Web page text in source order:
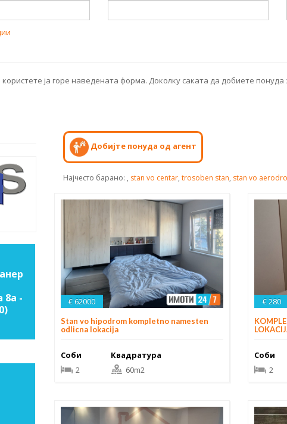
ја горе наведената форма. Доколку саката да добиете понуда
8a -
Добијте понуда од агент
Најчесто барано: , stan vo centar, trosoben stan, stan vo
€ 62000
Stan vo hipodrom kompletno namesten
odlicna lokacija
Соби
2
Квадратура
60m2
€ 280
Соби
2